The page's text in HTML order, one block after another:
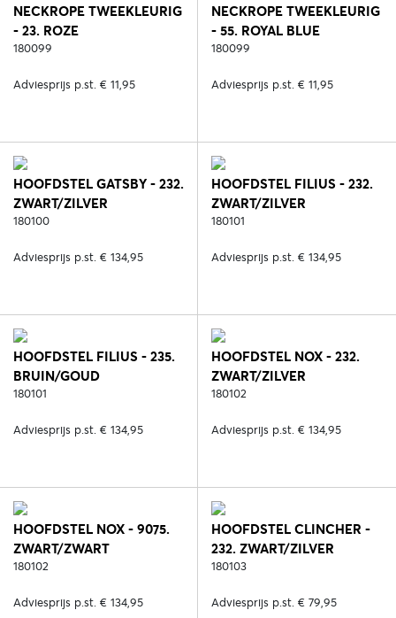
NECKROPE TWEEKLEURIG
- 23. ROZE
180099
Adviesprijs p.st. € 11,95
NECKROPE TWEEKLEURIG
- 55. ROYAL BLUE
180099
Adviesprijs p.st. € 11,95
HOOFDSTEL GATSBY - 232.
ZWART/ZILVER
180100
Adviesprijs p.st. € 134,95
HOOFDSTEL FILIUS - 232.
ZWART/ZILVER
180101
Adviesprijs p.st. € 134,95
HOOFDSTEL FILIUS - 235.
BRUIN/GOUD
180101
Adviesprijs p.st. € 134,95
HOOFDSTEL NOX - 232.
ZWART/ZILVER
180102
Adviesprijs p.st. € 134,95
HOOFDSTEL NOX - 9075.
ZWART/ZWART
180102
Adviesprijs p.st. € 134,95
HOOFDSTEL CLINCHER -
232. ZWART/ZILVER
180103
Adviesprijs p.st. € 79,95